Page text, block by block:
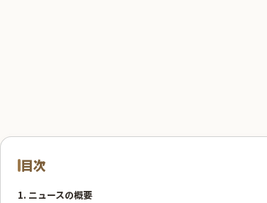
目次
1. ニュースの概要